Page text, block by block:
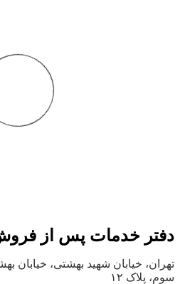
دفتر خدمات پس از
تهران، خیابان شهید بهشتی، خیابان
سوم، پلاک ۱۲